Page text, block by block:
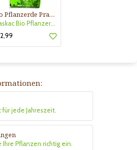
Bio Pflanzerde Praskac
Praskac Bio Pflanzerde
jede Jahreszeit.
Ihre Pflanzen richtig ein.